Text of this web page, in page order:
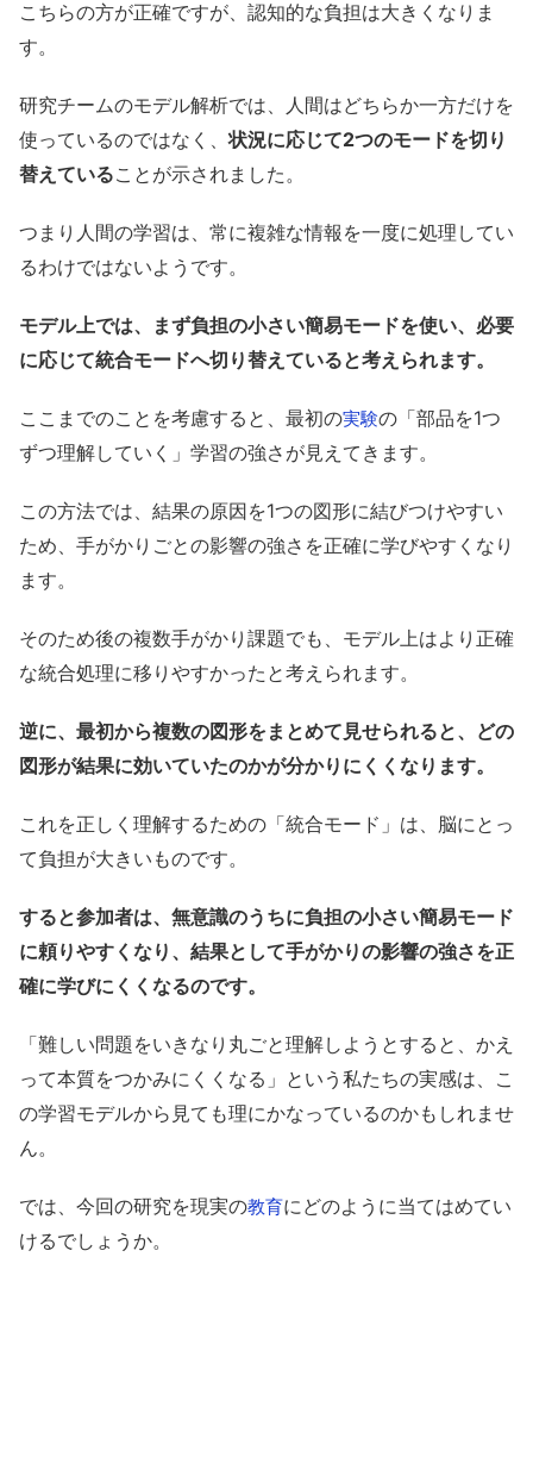
こちらの方が正確ですが、認知的な負担は大きくなりま
す。
研究チームのモデル解析では、人間はどちらか一方だけを
使っているのではなく、状況に応じて2つのモードを切り
替えていることが示されました。
つまり人間の学習は、常に複雑な情報を一度に処理してい
るわけではないようです。
モデル上では、まず負担の小さい簡易モードを使い、必要
に応じて統合モードへ切り替えていると考えられます。
ここまでのことを考慮すると、最初の実験の「部品を1つ
ずつ理解していく」学習の強さが見えてきます。
この方法では、結果の原因を1つの図形に結びつけやすい
ため、手がかりごとの影響の強さを正確に学びやすくなり
ます。
そのため後の複数手がかり課題でも、モデル上はより正確
な統合処理に移りやすかったと考えられます。
逆に、最初から複数の図形をまとめて見せられると、どの
図形が結果に効いていたのかが分かりにくくなります。
これを正しく理解するための「統合モード」は、脳にとっ
て負担が大きいものです。
すると参加者は、無意識のうちに負担の小さい簡易モード
に頼りやすくなり、結果として手がかりの影響の強さを正
確に学びにくくなるのです。
「難しい問題をいきなり丸ごと理解しようとすると、かえ
って本質をつかみにくくなる」という私たちの実感は、こ
の学習モデルから見ても理にかなっているのかもしれませ
ん。
では、今回の研究を現実の教育にどのように当てはめてい
けるでしょうか。